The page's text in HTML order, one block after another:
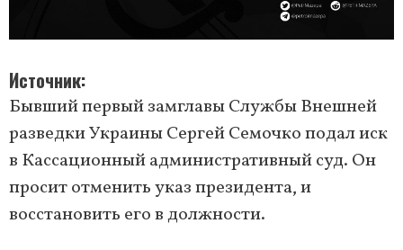
Источник
Бывший первый замглавы Службы Внешней
разведки Украины Сергей Семочко подал иск
в Кассационный административный суд. Он
просит отменить указ президента, и
восстановить его в должности.